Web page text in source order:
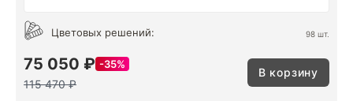
Цветовых решений: 98 шт.
75 050 ₽ 35%
115 470 ₽
В корзину